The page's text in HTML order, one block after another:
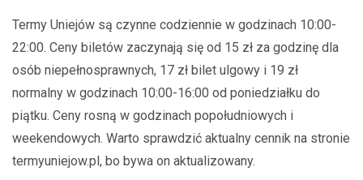
Termy Uniejów są czynne codziennie w godzinach 10:00-
22:00. Ceny biletów zaczynają się od 15 zł za godzinę dla
osób niepełnosprawnych, 17 zł bilet ulgowy i 19 zł
normalny w godzinach 10:00-16:00 od poniedziałku do
piątku. Ceny rosną w godzinach popołudniowych i
weekendowych. Warto sprawdzić aktualny cennik na stronie
termyuniejow.pl, bo bywa on aktualizowany.